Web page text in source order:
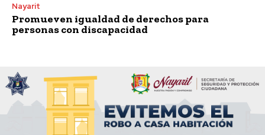
Nayarit
Promueven igualdad de derechos para
personas con discapacidad